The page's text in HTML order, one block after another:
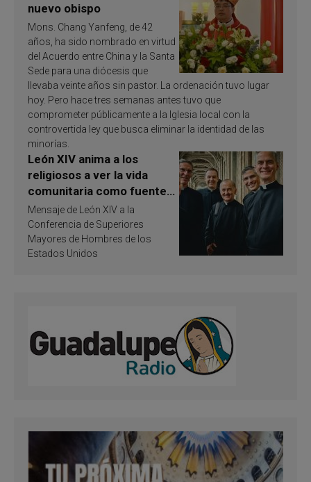
nuevo obispo
Mons. Chang Yanfeng, de 42
años, ha sido nombrado en virtud
del Acuerdo entre China y la Santa
Sede para una diócesis que
llevaba veinte años sin pastor. La ordenación tuvo lugar
hoy. Pero hace tres semanas antes tuvo que
comprometer públicamente a la Iglesia local con la
controvertida ley que busca eliminar la identidad de las
minorías.
León XIV anima a los
religiosos a ver la vida
comunitaria como fuente
de inspiración y
santificación
Mensaje de León XIV a la
Conferencia de Superiores
Mayores de Hombres de los
Estados Unidos